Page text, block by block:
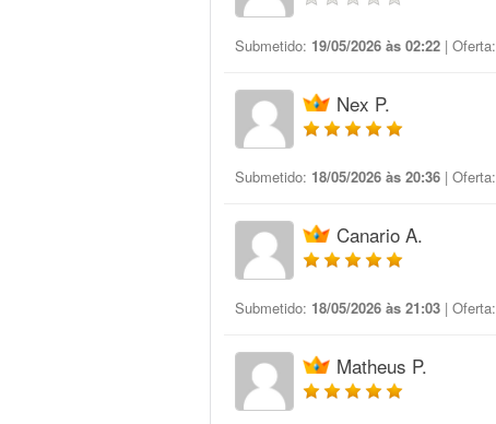
Submetido: 19/05/2026 às 02:22 | Oferta:
Nex P.
Submetido: 18/05/2026 às 20:36 | Oferta:
Canario A.
Submetido: 18/05/2026 às 21:03 | Oferta:
Matheus P.